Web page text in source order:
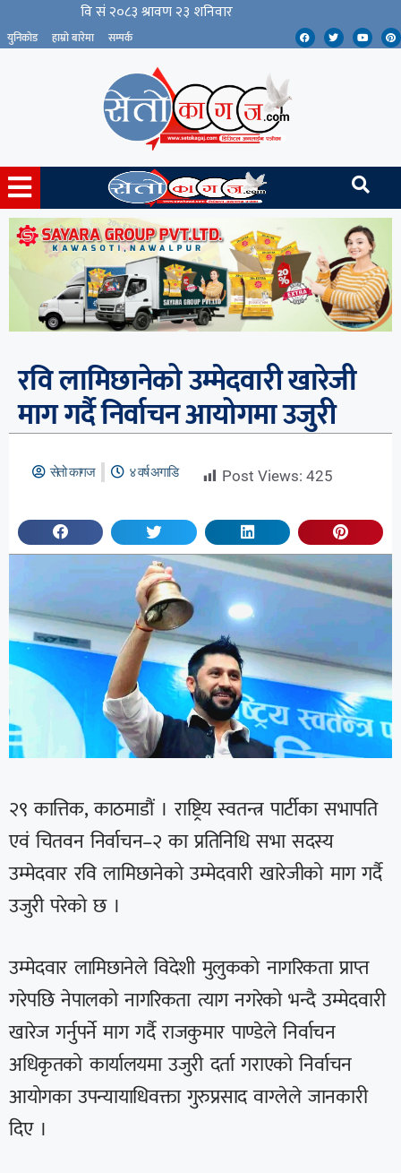
युनिकोड हाम्रो बारेमा सम्पर्क
रवि लामिछानेको उम्मेदवारी खारेजी
माग गर्दै निर्वाचन आयोगमा उजुरी
सेतो कागज ४ वर्ष अगाडि Post Views: 425
२९ कात्तिक, काठमाडौं । राष्ट्रिय स्वतन्त्र पार्टीका सभापति
एवं चितवन निर्वाचन–२ का प्रतिनिधि सभा सदस्य
उम्मेदवार रवि लामिछानेको उम्मेदवारी खारेजीको माग गर्दै
उजुरी परेको छ ।
उम्मेदवार लामिछानेले विदेशी मुलुकको नागरिकता प्राप्त
गरेपछि नेपालको नागरिकता त्याग नगरेको भन्दै उम्मेदवारी
खारेज गर्नुपर्ने माग गर्दै राजकुमार पाण्डेले निर्वाचन
अधिकृतको कार्यालयमा उजुरी दर्ता गराएको निर्वाचन
आयोगका उपन्यायाधिवक्ता गुरुप्रसाद वाग्लेले जानकारी
दिए ।